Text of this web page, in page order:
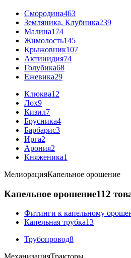
Смородина463
Земляника, Клубника239
Малина174
Жимолость145
Крыжовник107
Актинидия74
Голубика68
Ежевика29
Клюква12
Лох9
Кизил7
Брусника4
Барбарис3
Ирга2
Арония2
Княженика1
МелиорацияКапельное орошение
Капельное орошение112
Фитинги к капельному
Капельная трубка13
Трубопровод8